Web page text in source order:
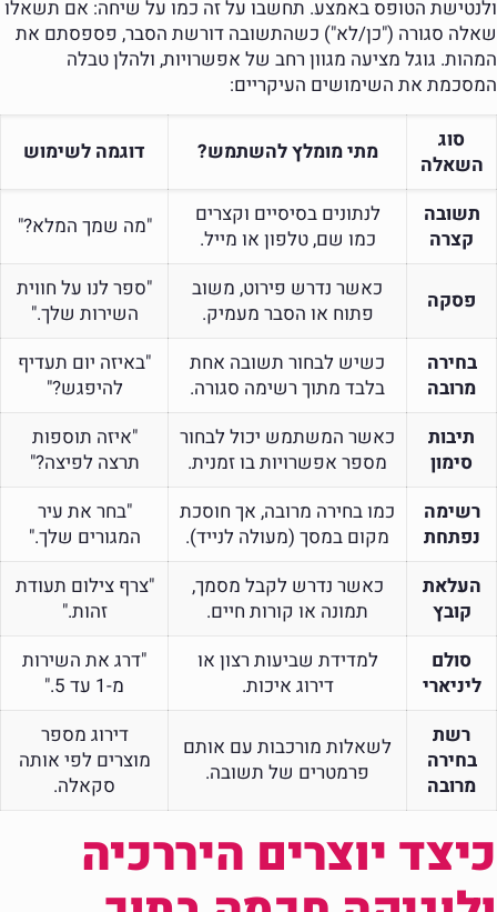
ולנטישת הטופס באמצע. תחשבו על זה כמו על שיחה: אם תשאלו
שאלה סגורה ("כן/לא") כשהתשובה דורשת הסבר, פספסתם את
המהות. גוגל מציעה מגוון רחב של אפשרויות, ולהלן טבלה
המסכמת את השימושים העיקריים:
סוג
השאלה
מתי מומלץ להשתמש? דוגמה לשימוש
תשובה
קצרה
לנתונים בסיסיים וקצרים
כמו שם, טלפון או מייל.
"מה שמך המלא?"
פסקה
כאשר נדרש פירוט, משוב
פתוח או הסבר מעמיק.
"ספר לנו על חווית
השירות שלך."
בחירה
מרובה
כשיש לבחור תשובה אחת
בלבד מתוך רשימה סגורה.
"באיזה יום תעדיף
להיפגש?"
תיבות
סימון
כאשר המשתמש יכול לבחור
מספר אפשרויות בו זמנית.
"איזה תוספות
תרצה לפיצה?"
רשימה
נפתחת
כמו בחירה מרובה, אך חוסכת
מקום במסך (מעולה לנייד).
"בחר את עיר
המגורים שלך."
העלאת
קובץ
כאשר נדרש לקבל מסמך,
תמונה או קורות חיים.
"צרף צילום תעודת
זהות."
סולם
ליניארי
למדידת שביעות רצון או
דירוג איכות.
"דרג את השירות
מ-1 עד 5."
רשת
בחירה
מרובה
לשאלות מורכבות עם אותם
פרמטרים של תשובה.
דירוג מספר
מוצרים לפי אותה
סקאלה.
כיצד יוצרים היררכיה